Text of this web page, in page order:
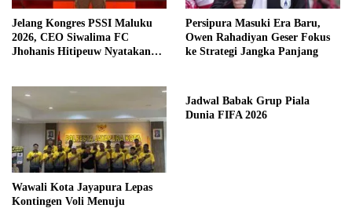
Jelang Kongres PSSI Maluku
2026, CEO Siwalima FC
Jhohanis Hitipeuw Nyatakan
Persipura Masuki Era Baru,
Owen Rahadiyan Geser Fokus
ke Strategi Jangka Panjang
Wawali Kota Jayapura Lepas
Kontingen Voli Menuju
Jadwal Babak Grup Piala
Dunia FIFA 2026